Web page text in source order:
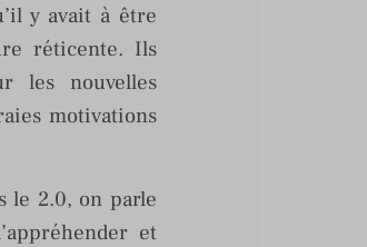
y avait à être
réticente. Ils
les nouvelles
motivations
le 2.0, on parle
et